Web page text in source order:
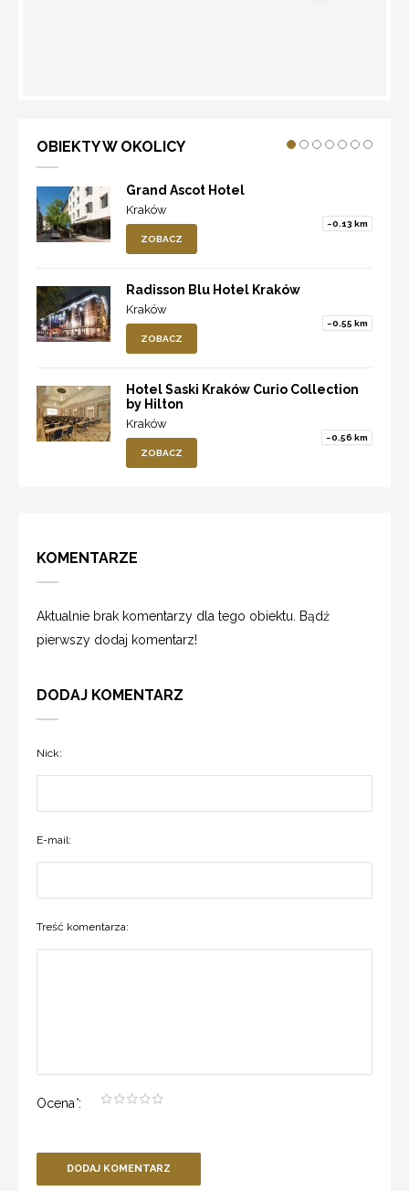
OBIEKTY W OKOLICY
Grand Ascot Hotel
Kraków
~0.13 km
ZOBACZ
Radisson Blu Hotel Kraków
Kraków
~0.55 km
ZOBACZ
Hotel Saski Kraków Curio Collection
by Hilton
Kraków
~0.56 km
ZOBACZ
KOMENTARZE
Aktualnie brak komentarzy dla tego obiektu. Bądź
pierwszy dodaj komentarz!
DODAJ KOMENTARZ
Nick:
E-mail:
Treść komentarza:
Ocena*:
DODAJ KOMENTARZ